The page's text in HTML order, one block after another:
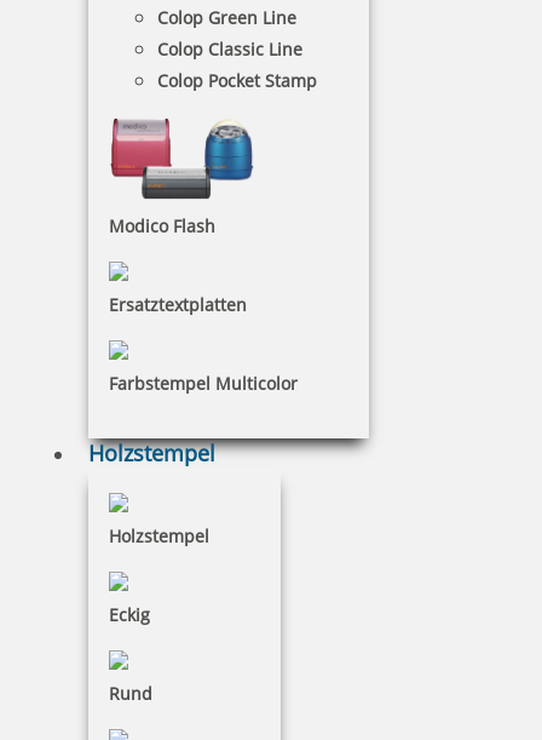
Colop Green Line
Colop Classic Line
Colop Pocket Stamp
Modico Flash
Ersatztextplatten
Farbstempel Multicolor
Holzstempel
Holzstempel
Eckig
Rund
Dieser Stempel hat kein eingebautes
Stempelkissen. Das bedeutet, es muss ein
separates Kissen dazu bestellt werden. Bei dem
Mitte der Textplatte und der Text befindet sich
darüber und darunter.
NACH WUNSCHSTEMPEL FILTERN
17 Artikel in der Kategorie